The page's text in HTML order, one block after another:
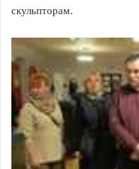
скульпторам.